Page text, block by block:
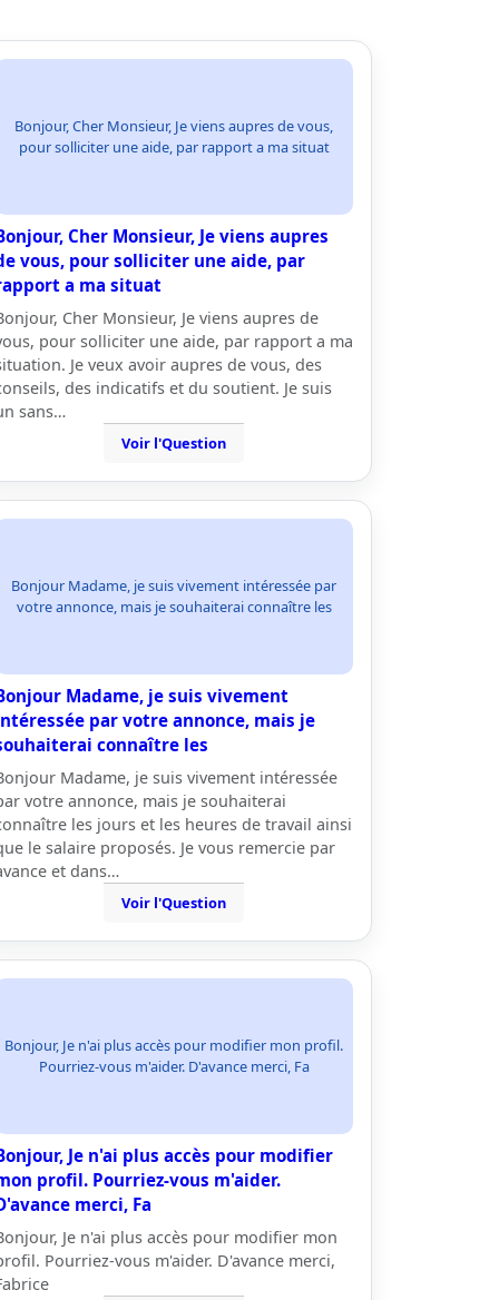
Bonjour, Cher Monsieur, Je viens aupres de vous,
pour solliciter une aide, par rapport a ma situat
Cher Monsieur, Je viens aupres
vous, pour solliciter une aide, par
a ma situat
Cher Monsieur, Je viens aupres de
pour solliciter une aide, par rapport a ma
Je veux avoir aupres de vous, des
des indicatifs et du soutient. Je suis
sans…
Voir l'Question
Bonjour Madame, je suis vivement intéressée par
votre annonce, mais je souhaiterai connaître les
Madame, je suis vivement
par votre annonce, mais je
connaître les
Madame, je suis vivement intéressée
votre annonce, mais je souhaiterai
les jours et les heures de travail ainsi
le salaire proposés. Je vous remercie par
et dans…
Voir l'Question
Bonjour, Je n'ai plus accès pour modifier mon profil.
Pourriez-vous m'aider. D'avance merci, Fa
Je n'ai plus accès pour modifier
profil. Pourriez-vous m'aider.
merci, Fa
Je n'ai plus accès pour modifier mon
Pourriez-vous m'aider. D'avance merci,